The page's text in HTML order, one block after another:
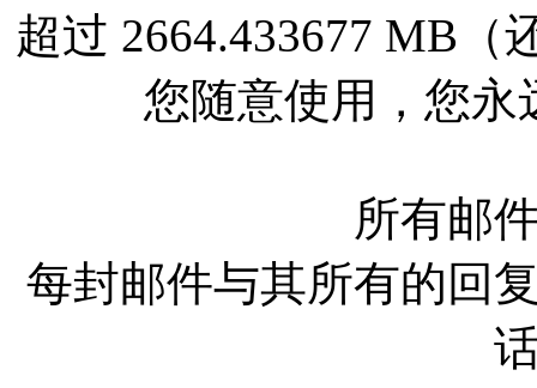
超过 2664.433677 MB
您随意使用，您永
所有邮
每封邮件与其所有的回